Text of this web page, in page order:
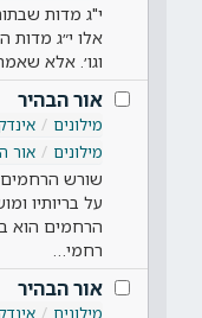
י"ג מדות
אלו י״ג מדות
וגו׳. אלא
אור הבהיר
מילונים
מילונים
אור
שורש הרחמים
על בריותיו
הרחמים הוא
רחמי…
אור הבהיר
מילונים